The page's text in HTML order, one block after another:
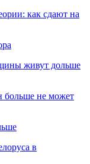
как сдают на
живут дольше
больше не может
в